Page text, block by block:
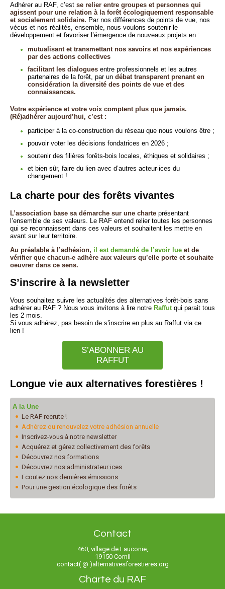
Adhérer au RAF, c’est se relier entre groupes et personnes qui
agissent pour une relation à la forêt écologiquement responsable
et socialement solidaire. Par nos différences de points de vue, nos
vécus et nos réalités, ensemble, nous voulons soutenir le
développement et favoriser l’émergence de nouveaux projets en :
mutualisant et transmettant nos savoirs et nos expériences
par des actions collectives
facilitant les dialoguesentre professionnels et les autres
partenaires de la forêt, par undébat transparent prenant en
considération la diversité des points de vue et des
connaissances.
Votre expérience et votre voix comptent plus que jamais.
(Ré)adhérer aujourd’hui, c’est :
participer à la co-construction du réseau que nous voulons être ;
pouvoir voter les décisions fondatrices en 2026 ;
soutenir des filières forêts-bois locales, éthiques et solidaires ;
et bien sûr, faire du lien avec d’autres acteur·ices du
changement !
La charte pour des forêts vivantes
L’association base sa démarche sur une charte présentant
l’ensemble de ses valeurs. Le RAF entend relier toutes les personnes
qui se reconnaissent dans ces valeurs et souhaitent les mettre en
avant sur leur territoire.
Au préalable à l’adhésion, il est demandé de l’avoir lue et de
vérifier que chacun-e adhère aux valeurs qu’elle porte et souhaite
oeuvrer dans ce sens.
S’inscrire à la newsletter
Vous souhaitez suivre les actualités des alternatives forêt-bois sans
adhérer au RAF ? Nous vous invitons à lire notre Raffutqui parait tous
les 2 mois.
Si vous adhérez, pas besoin de s’inscrire en plus au Raffut via ce
lien !
S’ABONNER AU
RAFFUT
Longue vie aux alternatives forestières !
A la Une
Le RAF recrute !
Adhérez ou renouvelez votre adhésion annuelle
Inscrivez-vous à notre newsletter
Acquérez et gérez collectivement des forêts
Découvrez nos formations
Découvrez nos administrateur·ices
Ecoutez nos dernières émissions
Pour une gestion écologique des forêts
Contact
460, village de Lauconie,
19150 Cornil
contact( @ )alternativesforestieres.org
Charte du RAF